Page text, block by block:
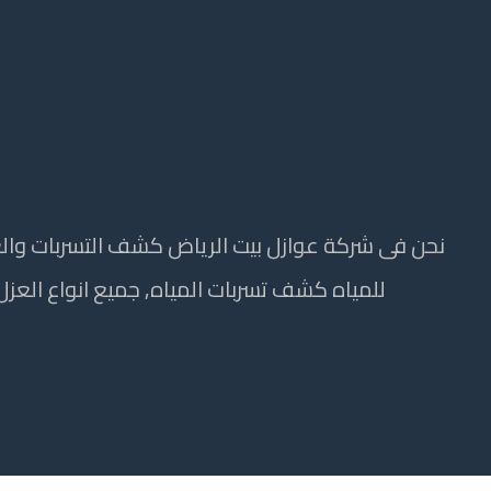
للمياه كشف تسربات المياه, جميع انواع